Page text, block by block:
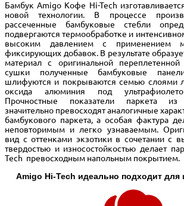
Бамбук Amigo Кофе Hi-Tech
новой технологии. В процессе
рассеченные бамбуковые стебли
подвергаются термообработке и
высоким давлением с применением
фиксирующих добавок. В результате
материал с оригинальной переплетенной
сушки полученные бамбуковые
шлифуются и покрываются семью слоями
оксида алюминия под
Прочностные показатели паркета
значительно превосходят аналогичные
бамбукового паркета, а особая фактура
неповторимым и легко узнаваемым.
вид с оттенками экзотики в сочетании с
твердостью и износостойкостью делает
Tech превосходным напольным покрытием.
Amigo Hi-Tech идеально подходит для